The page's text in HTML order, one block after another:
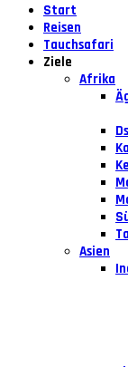
Start
Reisen
Tauchsafari
Ziele
Afrika
Asien